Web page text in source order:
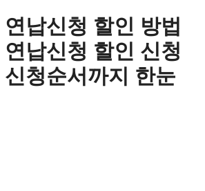
납신청 할인 방법
납신청 할인 신청
청순서까지 한눈